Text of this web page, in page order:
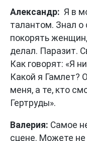
Александр: Я в
талантом. Знал о
покорять
делал. Паразит.
Как говорят: «Я
Какой я Гамлет?
меня, а те, кто
Гертруды».
Валерия: Самое
сцене. Можете